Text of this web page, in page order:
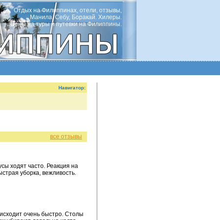
Отдых на Филиппинах, отели, отзывы,
Манила, Себу, Боракай. Хилеры.
Цены на туры и путевки на Филиппины.
Навигатор:
все отзывы
ходят часто. Реакция на
уборка, вежливость.
очень быстро. Столы